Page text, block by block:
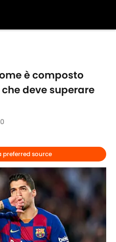
è composto
deve superare
preferred source